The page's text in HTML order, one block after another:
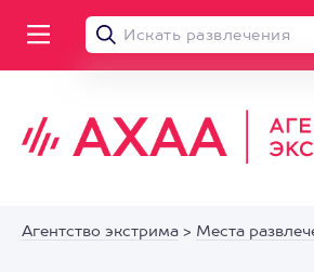
Агентство экстрима > Места